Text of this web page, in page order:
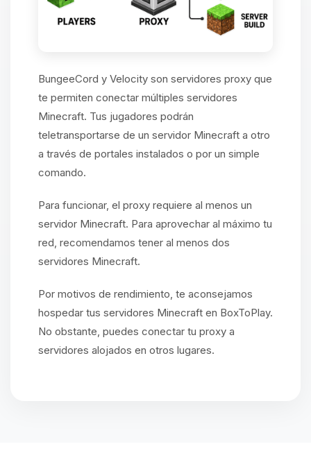
BungeeCord y Velocity son servidores proxy que
te permiten conectar múltiples servidores
Minecraft. Tus jugadores podrán
teletransportarse de un servidor Minecraft a otro
a través de portales instalados o por un simple
comando.
Para funcionar, el proxy requiere al menos un
servidor Minecraft. Para aprovechar al máximo tu
red, recomendamos tener al menos dos
servidores Minecraft.
Por motivos de rendimiento, te aconsejamos
hospedar tus servidores Minecraft en BoxToPlay.
No obstante, puedes conectar tu proxy a
servidores alojados en otros lugares.